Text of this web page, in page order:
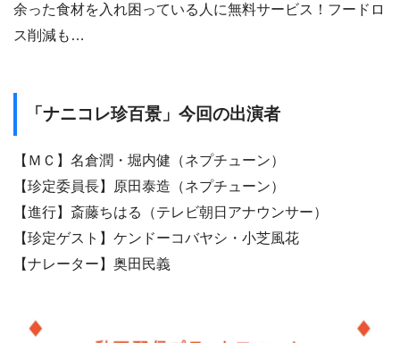
余った食材を入れ困っている人に無料サービス！フードロ
ス削減も…
「ナニコレ珍百景」今回の出演者
【ＭＣ】名倉潤・堀内健（ネプチューン）
【珍定委員長】原田泰造（ネプチューン）
【進行】斎藤ちはる（テレビ朝日アナウンサー）
【珍定ゲスト】ケンドーコバヤシ・小芝風花
【ナレーター】奥田民義